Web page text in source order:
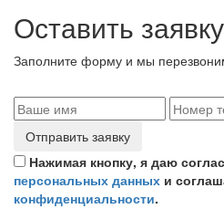
Оставить заявку
Заполните форму и мы
Отправить заявку
Нажимая кнопку, я даю
персональных данных и
конфиденциальности.